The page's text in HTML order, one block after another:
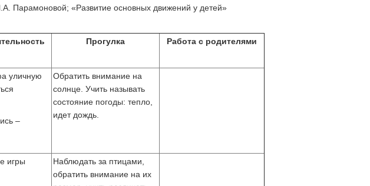
Парамоновой; «Развитие основных движений у детей»
Прогулка Работа с родителями
уличную
–
Обратить внимание на
солнце. Учить называть
состояние погоды: тепло,
идет дождь.
игры
Наблюдать за птицами,
обратить внимание на их